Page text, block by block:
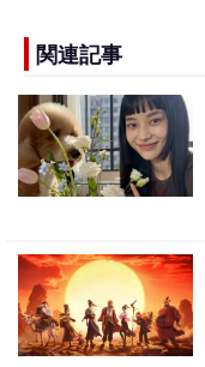
e
b
o
o
k
関連記事